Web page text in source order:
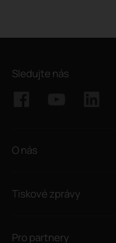
Sledujte nás
O nás
Tiskové zprávy
Pro partnery